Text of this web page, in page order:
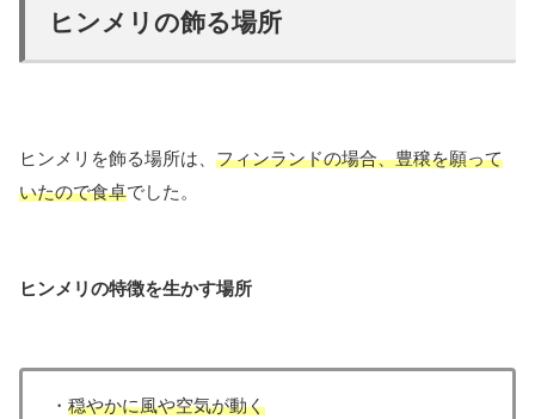
ヒンメリの飾る場所
ヒンメリを飾る場所は、 フィンランドの場合、豊穣を願って
いたので食卓でした。
ヒンメリの特徴を生かす場所
・ 穏やかに風や空気が動く